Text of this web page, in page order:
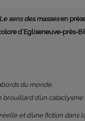
Le sens des massesen
d’Egliseneuve-près-
du monde.
d’un cataclysme
et d’une fiction dans